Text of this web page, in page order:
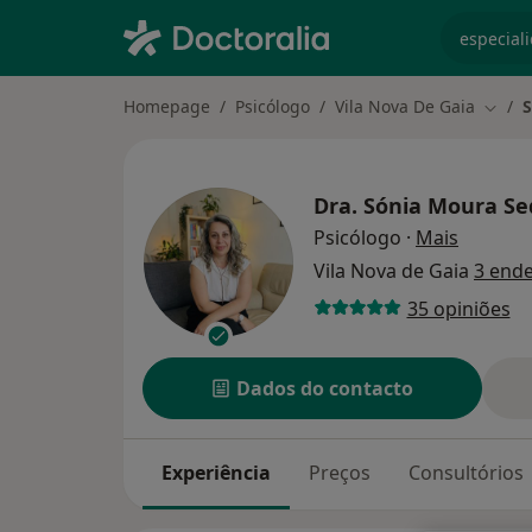
Homepage Psicólogo Vila Nova De Gaia
Dra. Sónia Moura
Psicólogo · Mais
Vila Nova de Gaia 3
35 opiniões
Dados do contacto
Experiência Preços Consultórios